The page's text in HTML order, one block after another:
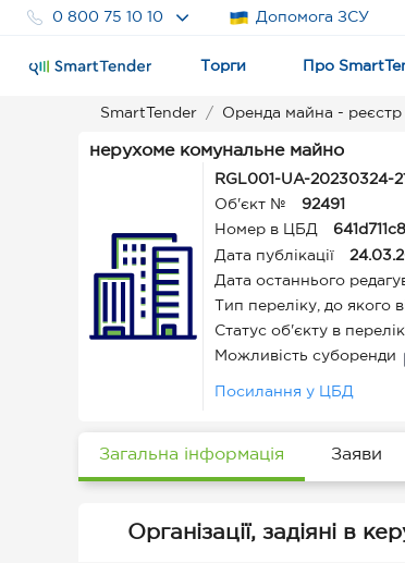
0 800 75 10 10 Допомога ЗСУ
Торги Про
SmartTender Оренда майна - реєстр
нерухоме комунальне майно
RGL001-UA-20230324-
Об'єкт №
92491
Номер в ЦБД
Дата публікації
Дата останнього
Тип переліку, до якого
Статус об'єкту в
Можливість суборенди
Посилання у ЦБД
Загальна інформація Заяви
Організації, задіяні в